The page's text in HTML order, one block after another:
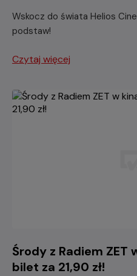
Wskocz do świata Helios
podstaw!
Czytaj więcej
Środy z Radiem ZET
bilet za 21,90 zł!